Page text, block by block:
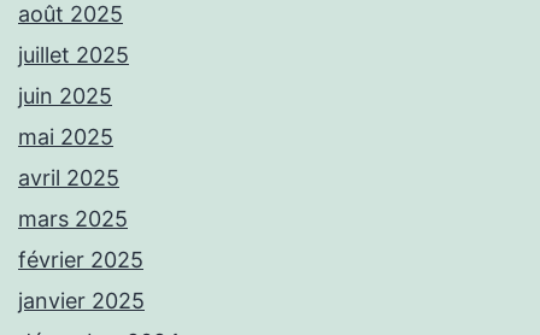
août 2025
juillet 2025
juin 2025
mai 2025
avril 2025
mars 2025
février 2025
janvier 2025